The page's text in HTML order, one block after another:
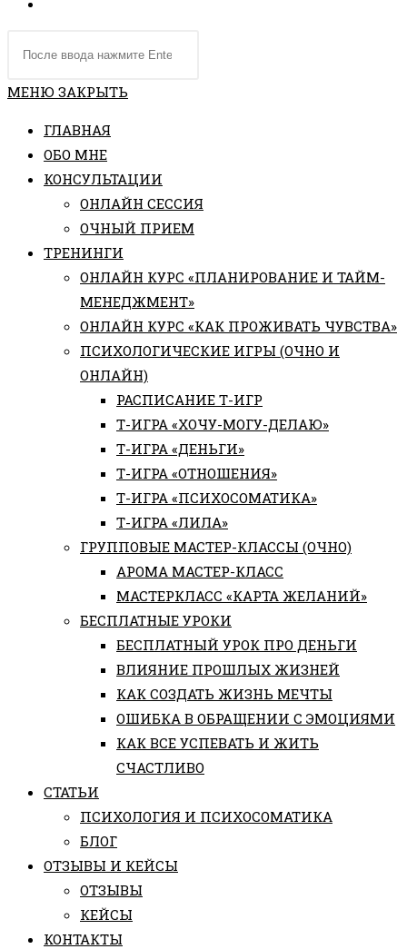
ПО
САЙТУ
сайте
МЕНЮ ЗАКРЫТЬ
ГЛАВНАЯ
ОБО МНЕ
КОНСУЛЬТАЦИИ
ОНЛАЙН СЕССИЯ
ОЧНЫЙ ПРИЕМ
ТРЕНИНГИ
ОНЛАЙН КУРС «ПЛАНИРОВАНИЕ И ТАЙМ-
МЕНЕДЖМЕНТ»
ОНЛАЙН КУРС «КАК ПРОЖИВАТЬ ЧУВСТВА»
ПСИХОЛОГИЧЕСКИЕ ИГРЫ (ОЧНО И
ОНЛАЙН)
РАСПИСАНИЕ Т-ИГР
Т-ИГРА «ХОЧУ-МОГУ-ДЕЛАЮ»
Т-ИГРА «ДЕНЬГИ»
Т-ИГРА «ОТНОШЕНИЯ»
Т-ИГРА «ПСИХОСОМАТИКА»
Т-ИГРА «ЛИЛА»
ГРУППОВЫЕ МАСТЕР-КЛАССЫ (ОЧНО)
АРОМА МАСТЕР-КЛАСС
МАСТЕРКЛАСС «КАРТА ЖЕЛАНИЙ»
БЕСПЛАТНЫЕ УРОКИ
БЕСПЛАТНЫЙ УРОК ПРО ДЕНЬГИ
ВЛИЯНИЕ ПРОШЛЫХ ЖИЗНЕЙ
КАК СОЗДАТЬ ЖИЗНЬ МЕЧТЫ
ОШИБКА В ОБРАЩЕНИИ С ЭМОЦИЯМИ
КАК ВСЕ УСПЕВАТЬ И ЖИТЬ
СЧАСТЛИВО
СТАТЬИ
ПCИХОЛОГИЯ И ПСИХОСОМАТИКА
БЛОГ
ОТЗЫВЫ И КЕЙСЫ
ОТЗЫВЫ
КЕЙСЫ
КОНТАКТЫ